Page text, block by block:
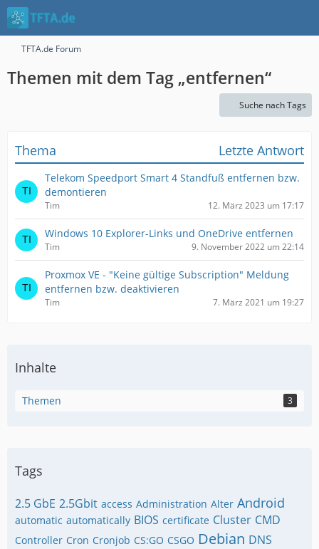
TFTA.de Forum
Themen mit dem Tag „entfernen“
Suche nach Tags
Thema Letzte Antwort
Telekom Speedport Smart 4 Standfuß entfernen bzw.
demontieren
Tim 12. März 2023 um 17:17
Windows 10 Explorer-Links und OneDrive entfernen
Tim 9. November 2022 um 22:14
Proxmox VE - "Keine gültige Subscription" Meldung
entfernen bzw. deaktivieren
Tim 7. März 2021 um 19:27
Inhalte
Themen 3
Tags
2.5 GbE 2.5Gbit access Administration Alter Android
automatic automatically BIOS certificate Cluster CMD
Controller Cron Cronjob CS:GO CSGO Debian DNS